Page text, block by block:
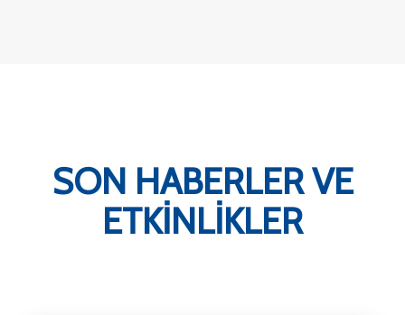
SON HABERLER VE
ETKİNLİKLER